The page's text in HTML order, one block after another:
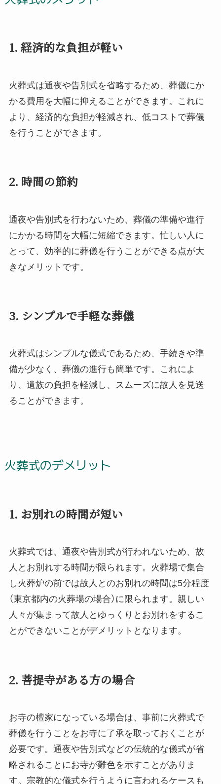
1. 経済的な負担が軽い
火葬式は通夜や告別式を省略するため、葬儀にか
かる費用を大幅に抑えることができます。これに
より、経済的な負担が軽減され、低コストで葬儀
を行うことができます。
2. 時間の節約
通夜や告別式を行わないため、葬儀の準備や進行
にかかる時間を大幅に短縮できます。忙しい人に
とって、効率的に葬儀を行うことができる点が大
きなメリットです。
3. シンプルで手軽な葬儀
火葬式はシンプルな儀式であるため、手続きや準
備が少なく、葬儀の進行も簡単です。これによ
り、遺族の負担を軽減し、スムーズに故人を見送
ることができます。
火葬式のデメリット
1. お別れの時間が短い
火葬式では、通夜や告別式が行われないため、故
人とお別れする時間が限られます。火葬場で集合
し火葬炉の前では故人とのお別れの時間は5分程度
（東京都内の火葬場の場合）に限られます。親しい
人々が集まって故人とゆっくりとお別れをするこ
とができないことがデメリットとなります。
2. 菩提寺がある方の場合
お寺の檀家になっている場合は、事前に火葬式で
葬儀を行うことをお寺に了承を取っておくことが
必要です。通夜や告別式などの伝統的な儀式が省
略されることにお寺が難色を示すことがありま
す。宗教的な儀式を行うように言われるケースも